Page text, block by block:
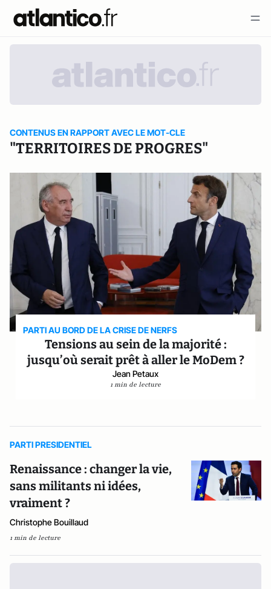
CONTENUS EN RAPPORT AVEC LE MOT-CLE
"TERRITOIRES DE PROGRES"
PARTI AU BORD DE LA CRISE DE NERFS
Tensions au sein de la majorité :
jusqu’où serait prêt à aller le MoDem ?
Jean Petaux
1 min de lecture
PARTI PRESIDENTIEL
Renaissance : changer la vie,
sans militants ni idées,
vraiment ?
Christophe Bouillaud
1 min de lecture